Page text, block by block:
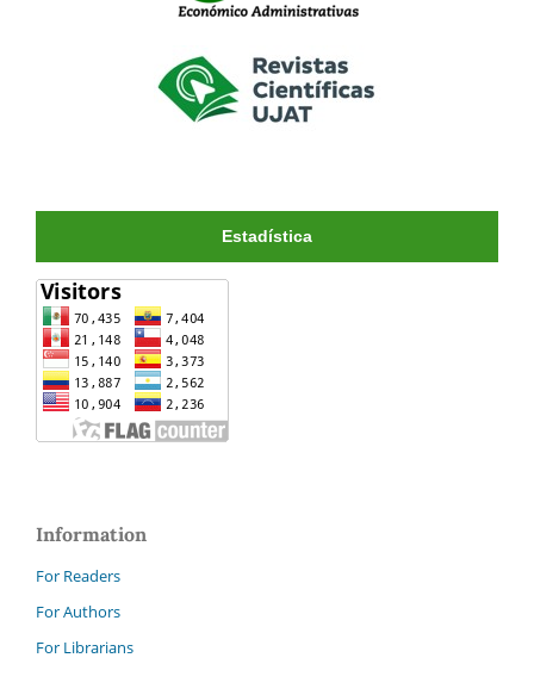
Estadística
Information
For Readers
For Authors
For Librarians